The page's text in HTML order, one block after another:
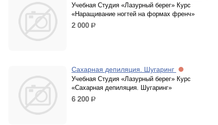
Учебная Студия «Лазурный берег» Курс
«Наращивание ногтей на формах френч»
2 000 р.
Сахарная депиляция. Шугаринг
Учебная Студия «Лазурный берег» Курс
«Сахарная депиляция. Шугаринг»
6 200 р.